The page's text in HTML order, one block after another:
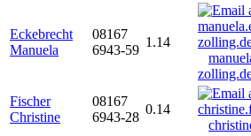
Eckebrecht
Manuela
08167
6943-59
1.14
Fischer
Christine
08167
6943-28
0.14